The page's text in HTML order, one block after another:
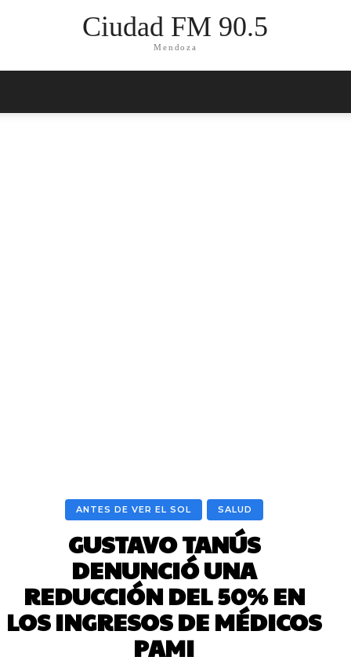
Ciudad FM 90.5
Mendoza
ANTES DE VER EL SOL SALUD
GUSTAVO TANÚS
DENUNCIÓ UNA
REDUCCIÓN DEL 50% EN
LOS INGRESOS DE MÉDICOS
PAMI